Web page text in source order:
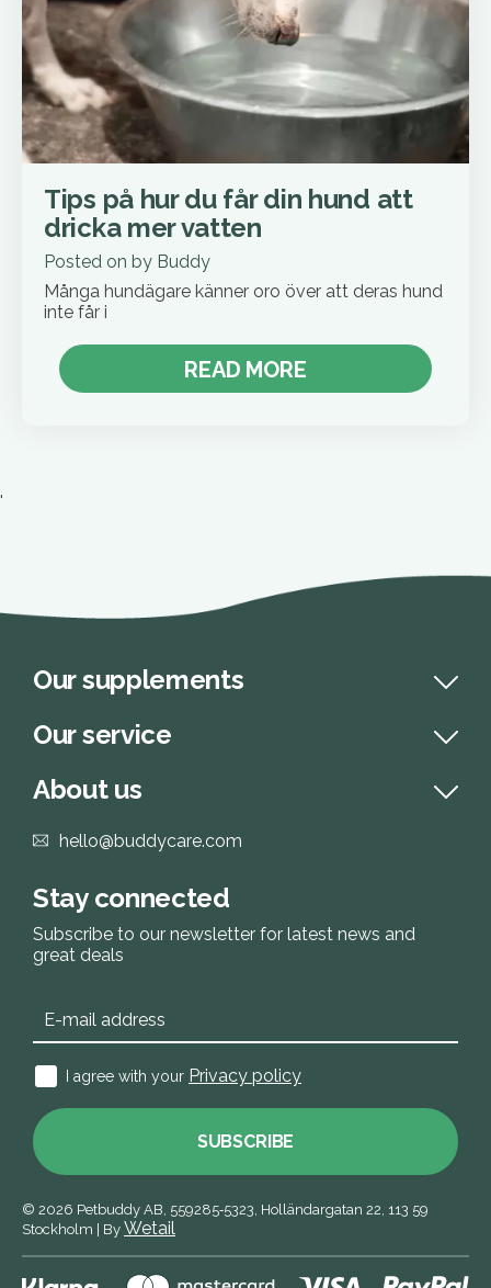
Tips på hur du får din hund att
dricka mer vatten
Posted on by Buddy
Många hundägare känner oro över att deras hund
inte får i
READ MORE
'
Our supplements
Our service
About us
hello@buddycare.com
Stay connected
Subscribe to our newsletter for latest news and
great deals
I agree with your Privacy policy
SUBSCRIBE
© 2026 Petbuddy AB, 559285‑5323, Holländargatan 22, 113 59
Stockholm
By Wetail